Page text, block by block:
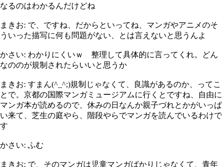
なるのはわかるんだけどね
まきお: で、ですね、だからといってね、マンガやアニメのそ
ういった描写に何も問題がない、とは言えないと思うんよ
かさい: わかりにくいｗ 整理して具体的に言ってくれ。どん
なののが規制されたらいいと思うか
まきお: すまん(^_^;)規制じゃなくて、良識があるのか、ってこ
とで。京都の国際マンガミュージアムに行くとですね、自由に
マンガ本が読めるので、休みの日なんか親子づれとかがいっぱ
い来て、芝生の庭やら、階段やらでマンガを読んでいるわけで
す
かさい: ふむ
まきお: で、そのマンガは児童マンガばかりじゃなくて、青年